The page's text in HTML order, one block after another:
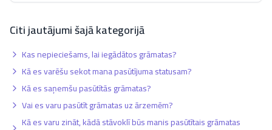
Citi jautājumi šajā kategorijā
Kas nepieciešams, lai iegādātos grāmatas?
Kā es varēšu sekot mana pasūtījuma statusam?
Kā es saņemšu pasūtītās grāmatas?
Vai es varu pasūtīt grāmatas uz ārzemēm?
Kā es varu zināt, kādā stāvoklī būs manis pasūtītais grāmatas